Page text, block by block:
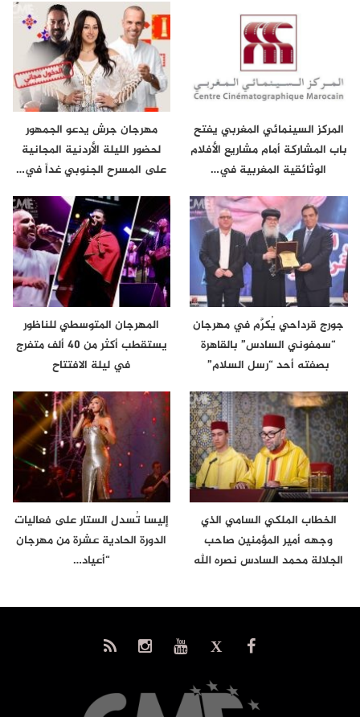
المركز السينمائي المغربي يفتح
باب المشاركة أمام مشاريع الأفلام
الوثائقية المغربية في…
مهرجان جرش يدعو الجمهور
لحضور الليلة الأردنية المجانية
على المسرح الجنوبي غداً في…
جورج قرداحي يُكرَّم في مهرجان
“سمفوني السادس” بالقاهرة
بصفته أحد “رسل السلام”
المهرجان المتوسطي للناظور
يستقطب أكثر من 40 ألف متفرج
في ليلة الافتتاح
الخطاب الملكي السامي الذي
وجهه أمير المؤمنين صاحب
الجلالة محمد السادس نصره الله
إليسا تُسدل الستار على فعاليات
الدورة الحادية عشرة من مهرجان
“أعياد…